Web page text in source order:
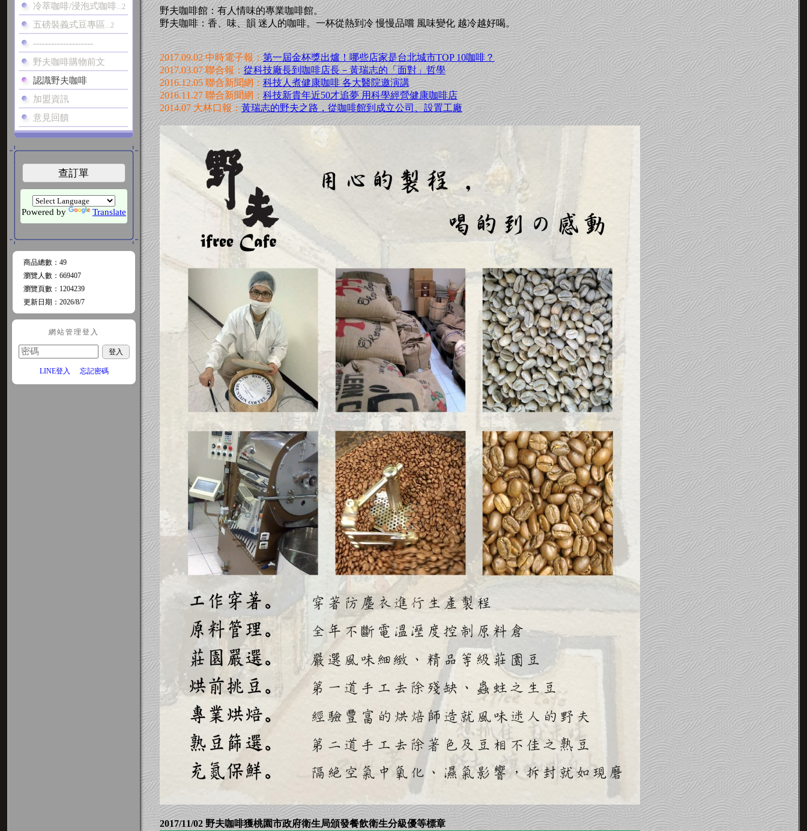
冷萃咖啡/浸泡式咖啡...2
五磅裝義式豆專區 ...2
--------------------
野夫咖啡購物前文
認識野夫咖啡
加盟資訊
意見回饋
查訂單
Powered by Translate
商品總數 ：49
瀏覽人數 ：669407
瀏覽頁數 ： 1204239
更新日期 ：2026/8/7
網站管理登入
LINE登入 忘記密碼
野夫咖啡館：有人情味的專業咖啡館。
野夫咖啡：香、味、韻 迷人的咖啡。一杯從熱到冷 慢慢品嚐 風味變化 越冷越好喝。
2017.09.02 中時電子報：第一屆金杯獎出爐！哪些店家是台北城市TOP 10咖啡？
2017.03.07 聯合報：從科技廠長到咖啡店長－黃瑞志的「面對」哲學
2016.12.05 聯合新聞網： 科技人煮健康咖啡 各大醫院邀演講
2016.11.27 聯合新聞網： 科技新貴年近50才追夢 用科學經營健康咖啡店
2014.07 大林口報：黃瑞志的野夫之路，從咖啡館到成立公司、設置工廠
2017/11/02 野夫咖啡獲桃園市政府衛生局頒發餐飲衛生分級優等標章